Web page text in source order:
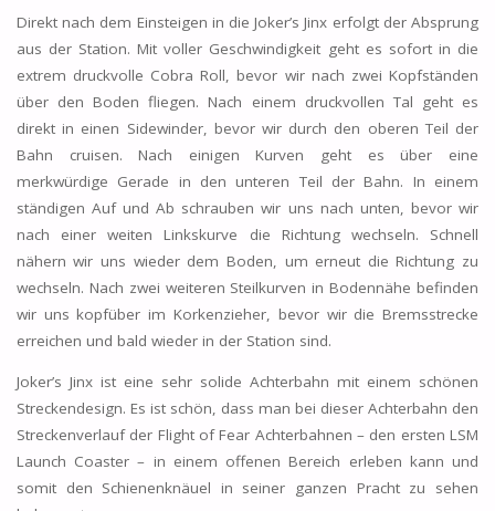
Direkt nach dem Einsteigen in die Joker’s Jinx erfolgt der Absprung
aus der Station. Mit voller Geschwindigkeit geht es sofort in die
extrem druckvolle Cobra Roll, bevor wir nach zwei Kopfständen
über den Boden fliegen. Nach einem druckvollen Tal geht es
direkt in einen Sidewinder, bevor wir durch den oberen Teil der
Bahn cruisen. Nach einigen Kurven geht es über eine
merkwürdige Gerade in den unteren Teil der Bahn. In einem
ständigen Auf und Ab schrauben wir uns nach unten, bevor wir
nach einer weiten Linkskurve die Richtung wechseln. Schnell
nähern wir uns wieder dem Boden, um erneut die Richtung zu
wechseln. Nach zwei weiteren Steilkurven in Bodennähe befinden
wir uns kopfüber im Korkenzieher, bevor wir die Bremsstrecke
erreichen und bald wieder in der Station sind.
Joker’s Jinx ist eine sehr solide Achterbahn mit einem schönen
Streckendesign. Es ist schön, dass man bei dieser Achterbahn den
Streckenverlauf der Flight of Fear Achterbahnen – den ersten LSM
Launch Coaster – in einem offenen Bereich erleben kann und
somit den Schienenknäuel in seiner ganzen Pracht zu sehen